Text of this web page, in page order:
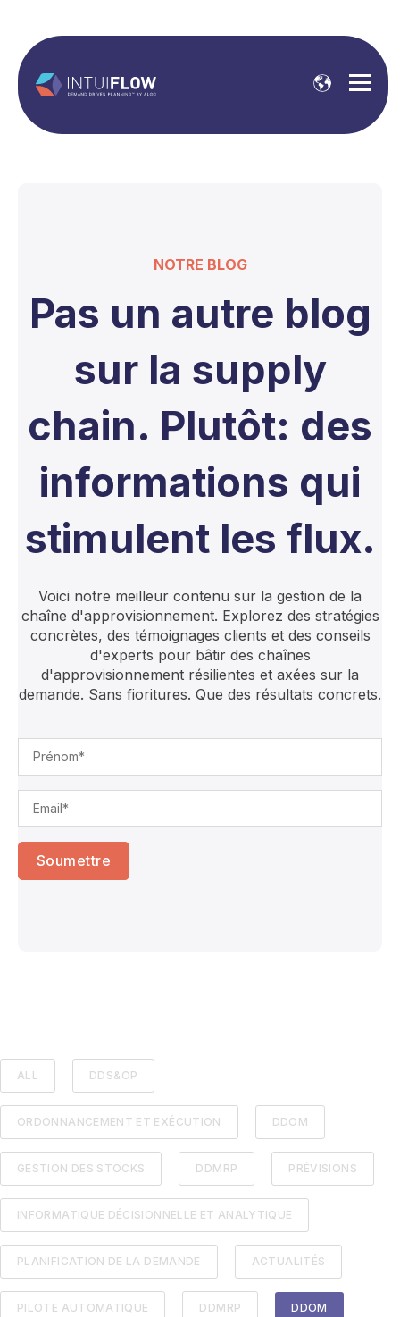
NOTRE BLOG
Pas un autre blog
sur la supply
chain. Plutôt: des
informations qui
stimulent les flux.
Voici notre meilleur contenu sur la gestion de la
chaîne d'approvisionnement. Explorez des stratégies
concrètes, des témoignages clients et des conseils
d'experts pour bâtir des chaînes
d'approvisionnement résilientes et axées sur la
demande. Sans fioritures. Que des résultats concrets.
ALL DDS&OP
ORDONNANCEMENT ET EXÉCUTION DDOM
GESTION DES STOCKS DDMRP PRÉVISIONS
INFORMATIQUE DÉCISIONNELLE ET ANALYTIQUE
PLANIFICATION DE LA DEMANDE ACTUALITÉS
PILOTE AUTOMATIQUE DDMRP DDOM